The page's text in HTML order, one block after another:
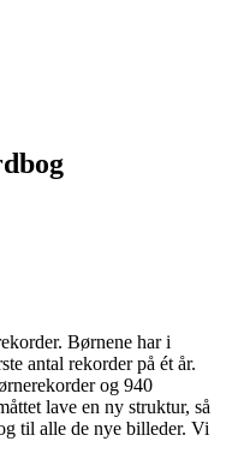
Børnene har i
antal rekorder på ét år.
og 940
lave en ny struktur, så
til alle de nye billeder. Vi